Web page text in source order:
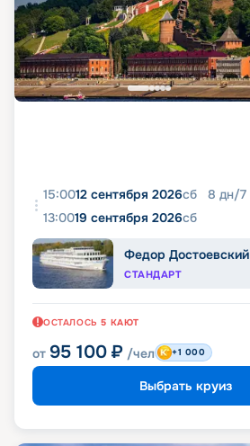
15:0012 сентября 2026сб 8 дн/7
13:0019 сентября 2026сб
Федор Достоевский
СТАНДАРТ
ОСТАЛОСЬ 5 КАЮТ
от 95 100 ₽ /чел +1 000
Выбрать круиз